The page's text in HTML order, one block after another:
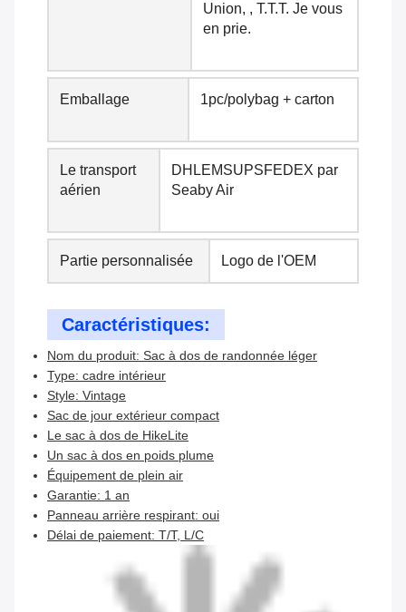
Union, , T.T.T. Je vous
en prie.
Emballage 1pc/polybag + carton
Le transport
aérien
DHLEMSUPSFEDEX par
Seaby Air
Partie personnalisée Logo de l'OEM
Caractéristiques:
Nom du produit: Sac à dos de randonnée léger
Type: cadre intérieur
Style: Vintage
Sac de jour extérieur compact
Le sac à dos de HikeLite
Un sac à dos en poids plume
Équipement de plein air
Garantie: 1 an
Panneau arrière respirant: oui
Délai de paiement: T/T, L/C